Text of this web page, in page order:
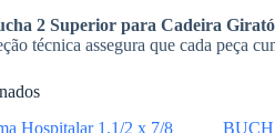
2 Superior para Cadeira
técnica assegura que cada peça